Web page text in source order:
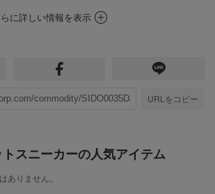
に詳しい情報を表示
URLをコピー
トスニーカーの人気アイテム
ありません。